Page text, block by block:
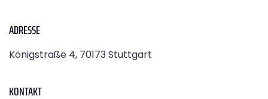
ADRESSE
Königstraße 4, 70173 Stuttgart
KONTAKT